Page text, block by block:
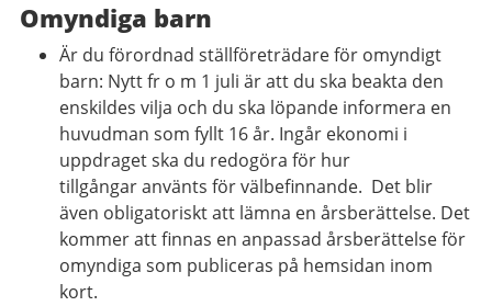
Omyndiga barn
Är du förordnad ställföreträdare för omyndigt
barn: Nytt fr o m 1 juli är att du ska beakta den
enskildes vilja och du ska löpande informera en
huvudman som fyllt 16 år. Ingår ekonomi i
uppdraget ska du redogöra för hur
tillgångaranvänts för välbefinnande. Det blir
även obligatoriskt att lämna en årsberättelse. Det
kommer att finnas en anpassad årsberättelse för
omyndiga som publiceras på hemsidan inom
kort.